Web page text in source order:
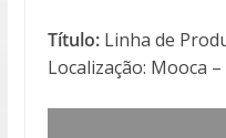
Título:Linha de
Localização: Mooca